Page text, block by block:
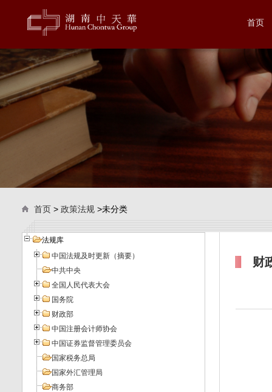
首页
首页> 政策法规>未分类
法规库
中国法规及时更新（摘要）
中共中央
全国人民代表大会
国务院
财政部
中国注册会计师协会
中国证券监督管理委员会
国家税务总局
国家外汇管理局
商务部
财